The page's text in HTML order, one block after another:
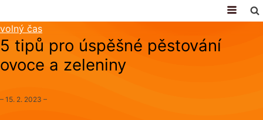
volný čas
5 tipů pro úspěšné pěstování
ovoce a zeleniny
– 15. 2. 2023 –